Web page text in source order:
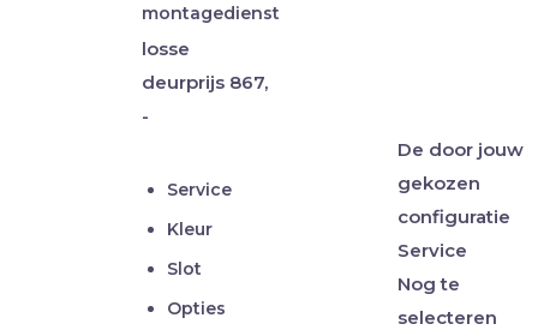
montagedienst
losse
deurprijs867,
-
Service
Kleur
Slot
Opties
De door jouw
gekozen
configuratie
Service
Nog te
selecteren